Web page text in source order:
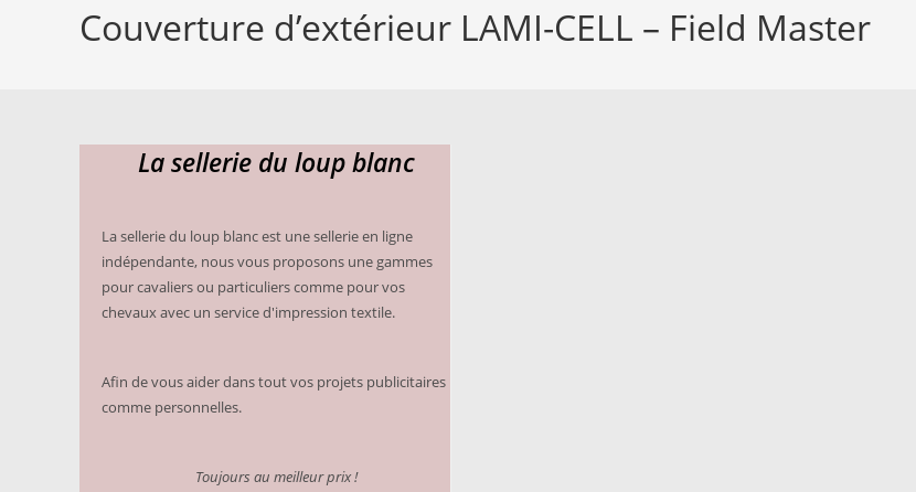
Couverture d’extérieur LAMI-CELL – Field Master
La sellerie du loup blanc
La sellerie du loup blanc est une sellerie en ligne
indépendante, nous vous proposons une gammes
pour cavaliers ou particuliers comme pour vos
chevaux avec un service d'impression textile.
Afin de vous aider dans tout vos projets publicitaires
comme personnelles.
Toujours au meilleur prix !